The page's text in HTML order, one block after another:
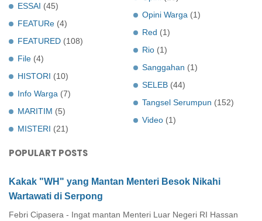
ESSAI (45)
FEATURe (4)
FEATURED (108)
File (4)
HISTORI (10)
Info Warga (7)
MARITIM (5)
MISTERI (21)
Opini Warga (1)
Red (1)
Rio (1)
Sanggahan (1)
SELEB (44)
Tangsel Serumpun (152)
Video (1)
POPULART POSTS
Kakak "WH" yang Mantan Menteri Besok Nikahi
Wartawati di Serpong
Febri Cipasera - Ingat mantan Menteri Luar Negeri RI Hassan